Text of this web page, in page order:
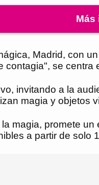
Más
Madrid, con
contagia", se
invitando a la
magia y objetos
magia, promete
a partir de solo